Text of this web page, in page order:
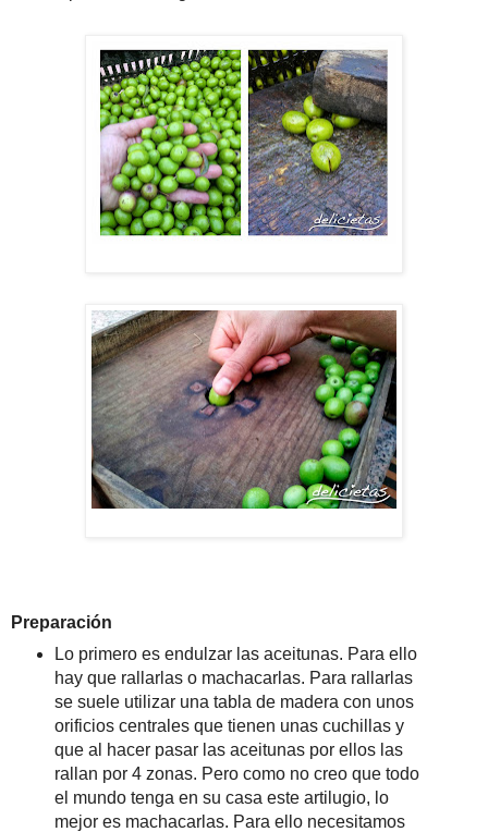
Preparación
Lo primero es endulzar las aceitunas. Para ello
hay que rallarlas o machacarlas. Para rallarlas
se suele utilizar una tabla de madera con unos
orificios centrales que tienen unas cuchillas y
que al hacer pasar las aceitunas por ellos las
rallan por 4 zonas. Pero como no creo que todo
el mundo tenga en su casa este artilugio, lo
mejor es machacarlas. Para ello necesitamos